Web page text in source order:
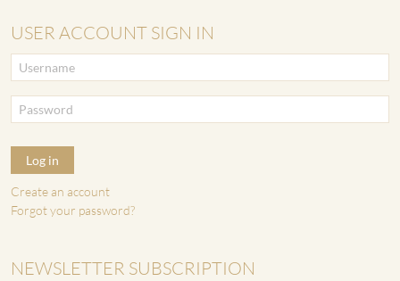
USER ACCOUNT SIGN IN
Log in
Create an account
Forgot your password?
NEWSLETTER SUBSCRIPTION